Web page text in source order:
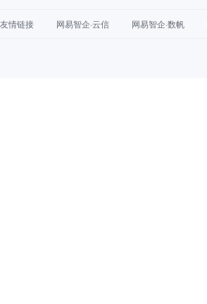
友情链接 网易智企·云信 网易智企·数帆